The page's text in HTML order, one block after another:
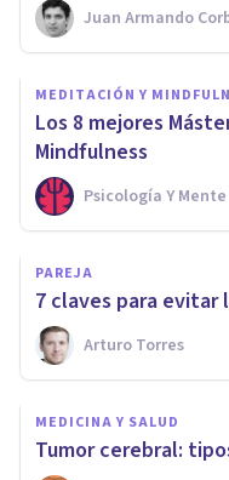
Juan Armando
MEDITACIÓN Y
​Los 8 mejores
Mindfulness
Psicología Y Mente
PAREJA
​7 claves para evitar
Arturo Torres
MEDICINA Y SALUD
​Tumor cerebral: